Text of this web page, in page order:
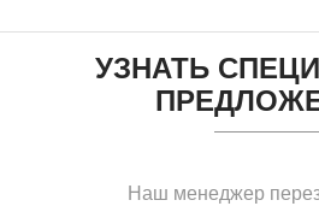
УЗНАТЬ
Наш менеджер